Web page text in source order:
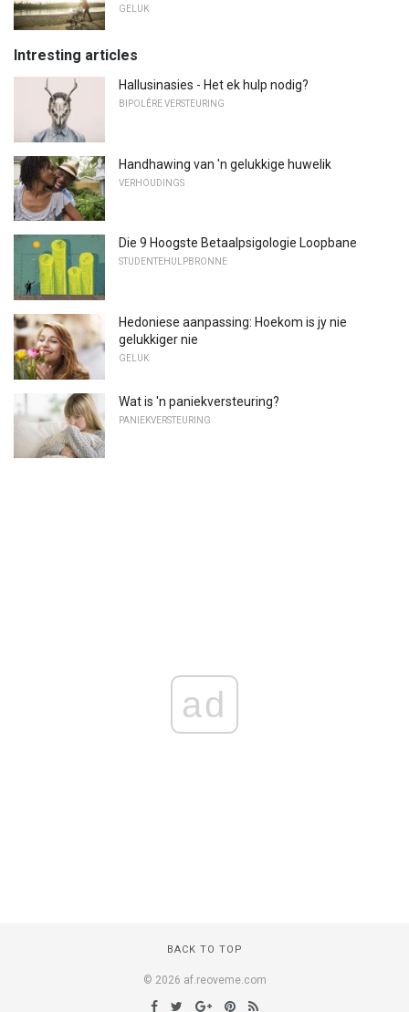
GELUK
Intresting articles
Hallusinasies - Het ek hulp nodig?
BIPOLÊRE VERSTEURING
Handhawing van 'n gelukkige huwelik
VERHOUDINGS
Die 9 Hoogste Betaalpsigologie Loopbane
STUDENTEHULPBRONNE
Hedoniese aanpassing: Hoekom is jy nie
gelukkiger nie
GELUK
Wat is 'n paniekversteuring?
PANIEKVERSTEURING
ad
BACK TO TOP
© 2026 af.reoveme.com